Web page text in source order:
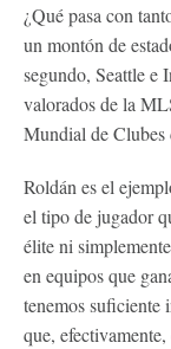
¿Qué pasa con
un montón de
segundo, Seattle e
valorados de la
Mundial de Clubes
Roldán es el
el tipo de jugador
élite ni
en equipos que
tenemos suficiente
que,